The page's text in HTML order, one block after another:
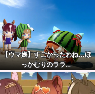
【ウマ娘】すごかったわね…ほ
っかむりのララ…